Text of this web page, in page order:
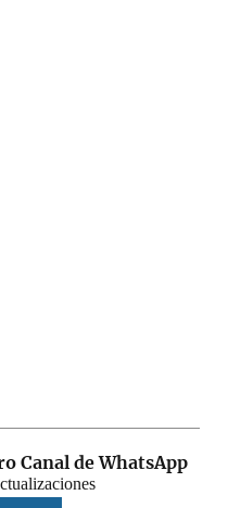
Canal de WhatsApp